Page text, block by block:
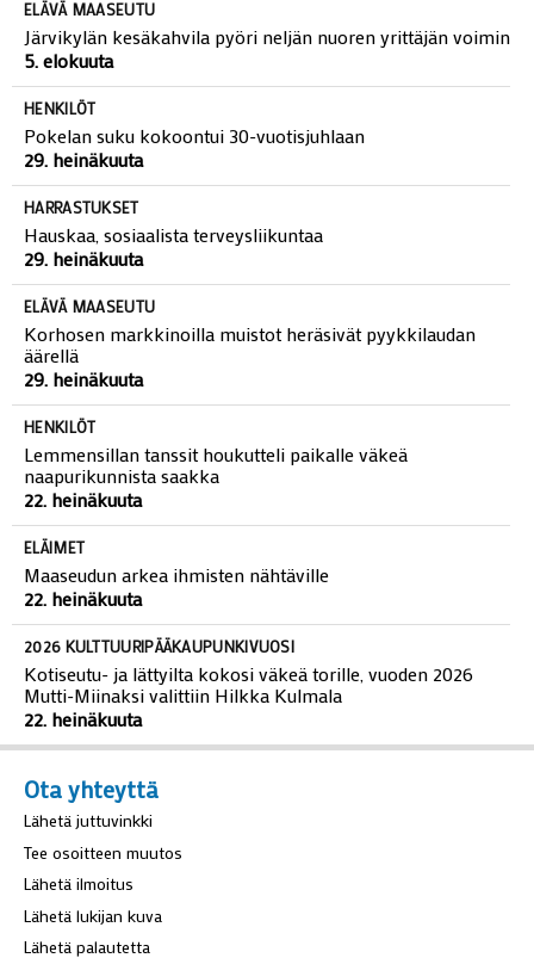
ELÄVÄ MAASEUTU
Järvikylän kesäkahvila pyöri neljän nuoren yrittäjän voimin
5. elokuuta
HENKILÖT
Pokelan suku kokoontui 30-vuotisjuhlaan
29. heinäkuuta
HARRASTUKSET
Hauskaa, sosiaalista terveysliikuntaa
29. heinäkuuta
ELÄVÄ MAASEUTU
Korhosen markkinoilla muistot heräsivät pyykkilaudan
äärellä
29. heinäkuuta
HENKILÖT
Lemmensillan tanssit houkutteli paikalle väkeä
naapurikunnista saakka
22. heinäkuuta
ELÄIMET
Maaseudun arkea ihmisten nähtäville
22. heinäkuuta
2026 KULTTUURIPÄÄKAUPUNKIVUOSI
Kotiseutu- ja lättyilta kokosi väkeä torille, vuoden 2026
Mutti-Miinaksi valittiin Hilkka Kulmala
22. heinäkuuta
Ota yhteyttä
Lähetä juttuvinkki
Tee osoitteen muutos
Lähetä ilmoitus
Lähetä lukijan kuva
Lähetä palautetta